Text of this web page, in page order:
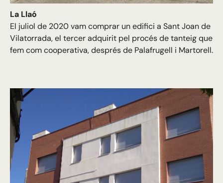
La Llaó
El juliol de 2020 vam comprar un edifici a Sant Joan de
Vilatorrada, el tercer adquirit pel procés de tanteig que
fem com cooperativa, després de Palafrugell i Martorell.